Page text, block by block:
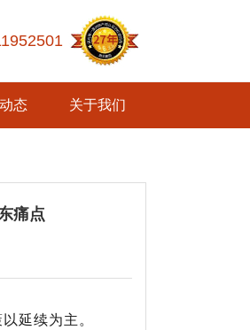
态 关于我们
痛点
延续为主。